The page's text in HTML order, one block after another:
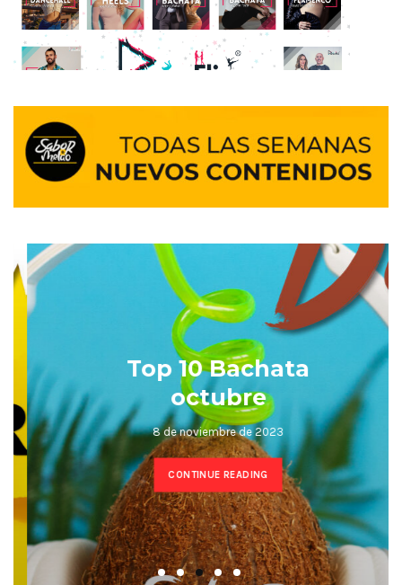
Top 10 Bachata
octubre
8 de noviembre de 2023
CONTINUE READING